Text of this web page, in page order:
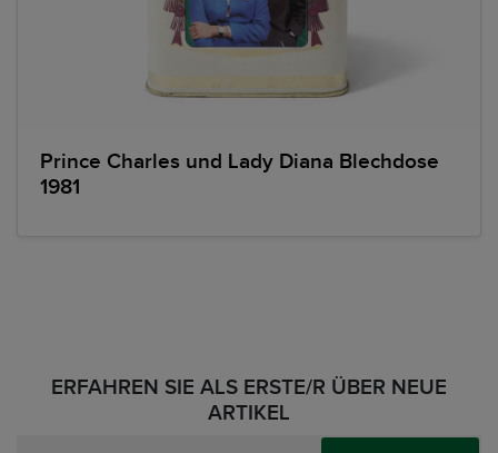
Prince Charles und Lady Diana Blechdose
1981
ERFAHREN SIE ALS ERSTE/R ÜBER NEUE
ARTIKEL